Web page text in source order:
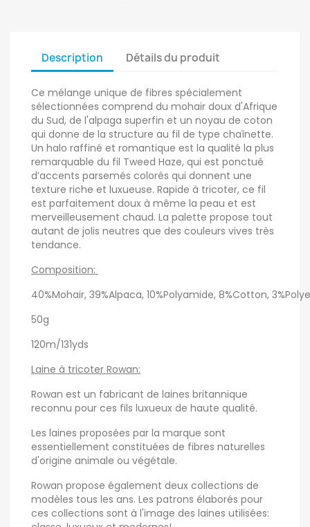
Description Détails du produit
Ce mélange unique de fibres spécialement
sélectionnées comprend du mohair doux d'Afrique
du Sud, de l'alpaga superfin et un noyau de coton
qui donne de la structure au fil de type chaînette.
Un halo raffiné et romantique est la qualité la plus
remarquable du fil Tweed Haze, qui est ponctué
d’accents parsemés colorés qui donnent une
texture riche et luxueuse. Rapide à tricoter, ce fil
est parfaitement doux à même la peau et est
merveilleusement chaud. La palette propose tout
autant de jolis neutres que des couleurs vives très
tendance.
Composition:
40%Mohair, 39%Alpaca, 10%Polyamide, 8%Cotton,
50g
120m/131yds
Laine à tricoter Rowan:
Rowan est un fabricant de laines britannique
reconnu pour ces fils luxueux de haute qualité.
Les laines proposées par la marque sont
essentiellement constituées de fibres naturelles
d'origine animale ou végétale.
Rowan propose également deux collections de
modèles tous les ans. Les patrons élaborés pour
ces collections sont à l'image des laines utilisées: